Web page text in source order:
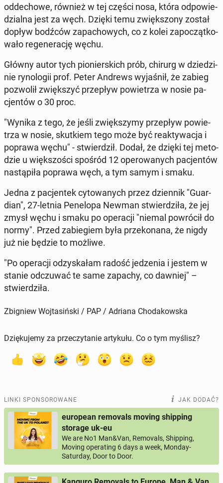
od­de­cho­we, również w tej części nosa, która od­po­wie­
dzial­na jest za węch. Dzięki temu zwięk­szo­ny został
dopływ bodźców za­pa­cho­wych, co z kolei za­po­cząt­ko­
wa­ło re­ge­ne­ra­cję węchu.
Główny autor tych pio­nier­skich prób, chirurg w dzie­dzi­
nie ry­no­lo­gii prof. Peter Andrews wy­ja­śnił, że zabieg
po­zwo­lił zwięk­szyć prze­pływ po­wie­trza w nosie pa­
cjen­tów o 30 proc.
"Wynika z tego, że jeśli zwięk­szy­my prze­pływ po­wie­
trza w nosie, skut­kiem tego może być re­ak­ty­wa­cja i
poprawa węchu" - stwier­dził. Dodał, że dzięki tej me­to­
dzie u więk­szo­ści spośród 12 ope­ro­wa­nych pa­cjen­tów
na­stą­pi­ła poprawa węch, a tym samym i smaku.
Jedna z pa­cjen­tek cy­to­wa­nych przez dzien­nik "Gu­ar­
dian", 27-letnia Pe­ne­lo­pa Newman stwier­dzi­ła, że jej
zmysł węchu i smaku po ope­ra­cji "niemal po­wró­cił do
normy". Przed za­bie­giem była prze­ko­na­na, że nigdy
już nie będzie to możliwe.
"Po ope­ra­cji od­zy­ska­łam radość je­dze­nia i jestem w
stanie od­czu­wać te same zapachy, co dawniej" –
stwier­dzi­ła.
Zbigniew Wojtasiński / PAP / Adriana Chodakowska
Dziękujemy za przeczytanie artykułu. Co o tym myślisz?
LINKI SPONSOROWANE JAK DODAĆ?
european removals moving shipping
storage uk-eu
We are No1 Man&Van, Removals, Shipping,
Moving operating 6 days a week, Monday-
Saturday, Door to Door.